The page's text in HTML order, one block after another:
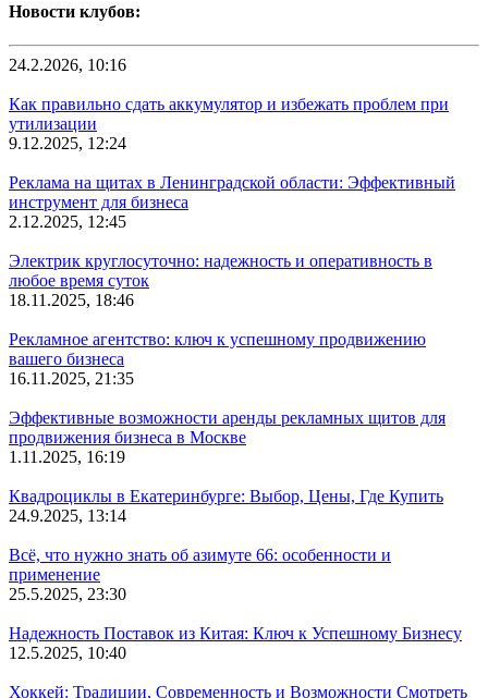
Новости клубов:
24.2.2026, 10:16
Как правильно сдать аккумулятор и избежать проблем при
утилизации
9.12.2025, 12:24
Реклама на щитах в Ленинградской области: Эффективный
инструмент для бизнеса
2.12.2025, 12:45
Электрик круглосуточно: надежность и оперативность в
любое время суток
18.11.2025, 18:46
Рекламное агентство: ключ к успешному продвижению
вашего бизнеса
16.11.2025, 21:35
Эффективные возможности аренды рекламных щитов для
продвижения бизнеса в Москве
1.11.2025, 16:19
Квадроциклы в Екатеринбурге: Выбор, Цены, Где Купить
24.9.2025, 13:14
Всё, что нужно знать об азимуте 66: особенности и
применение
25.5.2025, 23:30
Надежность Поставок из Китая: Ключ к Успешному Бизнесу
12.5.2025, 10:40
Хоккей: Традиции, Современность и Возможности Смотреть